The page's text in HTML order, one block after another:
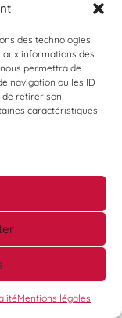
des technologies
informations des
permettra de
navigation ou les ID
de retirer son
caractéristiques
Mentions légales